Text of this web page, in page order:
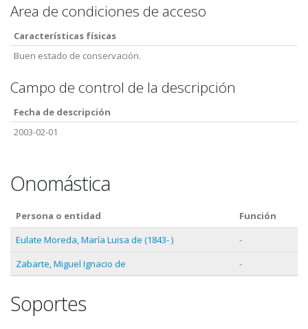
Area de condiciones de acceso
Características físicas
Buen estado de conservación.
Campo de control de la descripción
Fecha de descripción
2003-02-01
Onomástica
Persona o entidad
Función
Eulate Moreda, María Luisa de (1843- )
-
Zabarte, Miguel Ignacio de
-
Soportes